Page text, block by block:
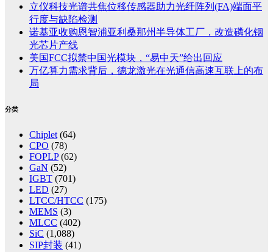
立仪科技光谱共焦位移传感器助力光纤阵列(FA)端面平
行度与缺陷检测
诺基亚收购恩智浦亚利桑那州半导体工厂，改造磷化铟
光芯片产线
美国FCC拟禁中国光模块，“易中天”给出回应
万亿算力需求背后，德龙激光在光通信高速互联上的布
局
分类
Chiplet (64)
CPO (78)
FOPLP(62)
GaN (52)
IGBT (701)
LED (27)
LTCC/HTCC (175)
MEMS (3)
MLCC (402)
SiC (1,088)
SIP封装 (41)